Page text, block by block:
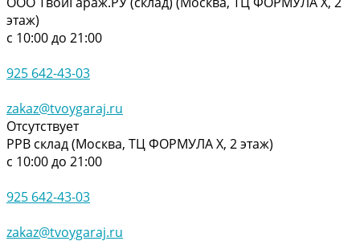
этаж)
с 10:00 до 21:00
925 642-43-03
zakaz@tvoygaraj.ru
Отсутствует
РРВ склад (Москва, ТЦ ФОРМУЛА Х, 2 этаж)
с 10:00 до 21:00
925 642-43-03
zakaz@tvoygaraj.ru